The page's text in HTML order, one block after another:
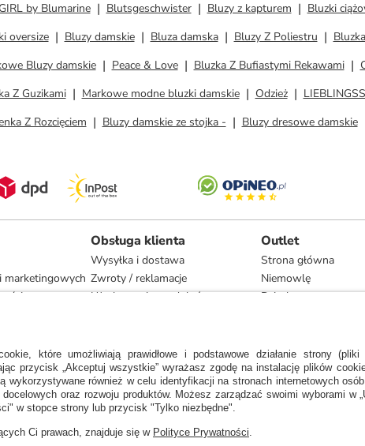
by Blumarine
Blutsgeschwister Bluzy z kapturem Bluzki
oversize
Bluzy damskie Bluza damska Bluzy Z Poliestru
Bluzy damskie
Peace & Love Bluzka Z Bufiastymi Rekawami
Z Guzikami
Markowe modne bluzki damskie Odzież
Z Rozcięciem
Bluzy damskie ze stojka - Bluzy dresowe damskie
marketingowych
Obsługa klienta
Wysyłka i dostawa
Zwroty / reklamacje
Użytkowanie produktów
Zgodność z umową i naprawa
Outlet
Strona główna
Niemowlę
Dziecko
Dom
Marki